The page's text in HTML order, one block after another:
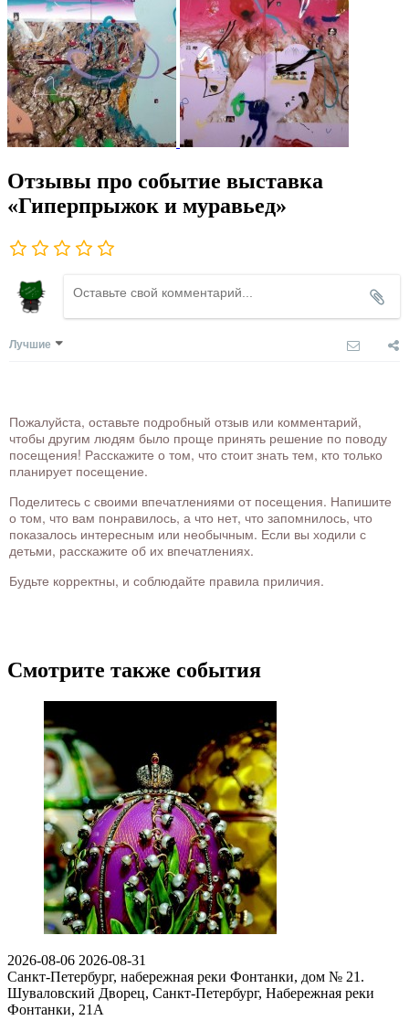
Отзывы про событие выставка
«Гиперпрыжок и муравьед»
Лучшие
Пожалуйста, оставьте подробный отзыв или комментарий,
чтобы другим людям было проще принять решение по поводу
посещения! Расскажите о том, что стоит знать тем, кто только
планирует посещение.
Поделитесь с своими впечатлениями от посещения. Напишите
о том, что вам понравилось, а что нет, что запомнилось, что
показалось интересным или необычным. Если вы ходили с
детьми, расскажите об их впечатлениях.
Будьте корректны, и соблюдайте правила приличия.
Смотрите также события
2026-08-06 2026-08-31
Санкт-Петербург, набережная реки Фонтанки, дом № 21.
Шуваловский Дворец, Санкт-Петербург, Набережная реки
Фонтанки, 21А